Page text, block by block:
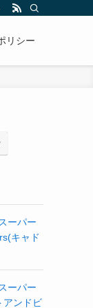
リシー
ーパー
キャド
ーパー
アンドビ